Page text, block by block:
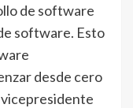
de software
software. Esto
desde cero
vicepresidente